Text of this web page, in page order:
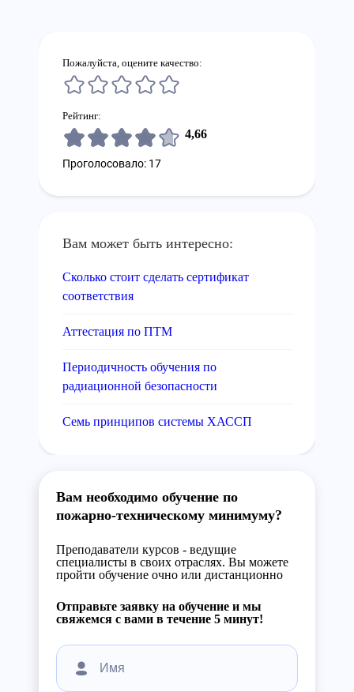
Пожалуйста, оцените качество:
Рейтинг:
4,66
Проголосовало: 17
Вам может быть интересно:
Сколько стоит сделать сертификат
соответствия
Аттестация по ПТМ
Периодичность обучения по
радиационной безопасности
Семь принципов системы ХАССП
Вам необходимо обучение по
пожарно-техническому минимуму?
Преподаватели курсов - ведущие
специалисты в своих отраслях. Вы можете
пройти обучение очно или дистанционно
Отправьте заявку на обучение и мы
свяжемся с вами в течение 5 минут!